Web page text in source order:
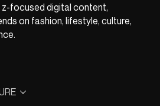
focused digital content,
on fashion, lifestyle, culture,